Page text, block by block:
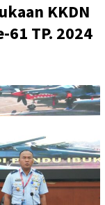
KKDN
61 TP. 2024